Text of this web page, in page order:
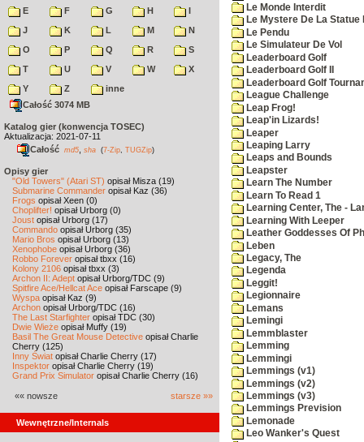
E
F G H
I
J
K L M
N
O
P Q R
S
T
U V W
X
Y
Z
inne
Całość 3074 MB
Katalog gier (konwencja TOSEC)
Aktualizacja: 2021-07-11
Całość md5 sha (7-Zip TUGZip)
Opisy gier
"Old Towers" (Atari ST) opisał Misza (19)
Submarine Commander opisał Kaz (36)
Frogs opisał Xeen (0)
Choplifter! opisał Urborg (0)
Joust opisał Urborg (17)
Commando opisał Urborg (35)
Mario Bros opisał Urborg (13)
Xenophobe opisał Urborg (36)
Robbo Forever opisał tbxx (16)
Kolony 2106 opisał tbxx (3)
Archon II: Adept opisał Urborg/TDC (9)
Spitfire Ace/Hellcat Ace opisał Farscape (9)
Wyspa opisał Kaz (9)
Archon opisał Urborg/TDC (16)
The Last Starfighter opisał TDC (30)
Dwie Wieże opisał Muffy (19)
Basil The Great Mouse Detective opisał Charlie
Cherry (125)
Inny Świat opisał Charlie Cherry (17)
Inspektor opisał Charlie Cherry (19)
Grand Prix Simulator opisał Charlie Cherry (16)
«« nowsze starsze »»
Wewnętrzne/Internals
Le Monde Interdit
Le Mystere De La Statue
Le Pendu
Le Simulateur De Vol
Leaderboard Golf
Leaderboard Golf II
Leaderboard Golf
League Challenge
Leap Frog!
Leap'in Lizards!
Leaper
Leaping Larry
Leaps and Bounds
Leapster
Learn The Number
Learn To Read 1
Learning Center, The -
Learning With Leeper
Leather Goddesses Of
Leben
Legacy, The
Legenda
Leggit!
Legionnaire
Lemans
Lemingi
Lemmblaster
Lemming
Lemmingi
Lemmings (v1)
Lemmings (v2)
Lemmings (v3)
Lemmings Prevision
Lemonade
Leo Wanker's Quest